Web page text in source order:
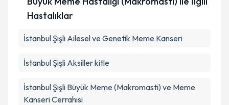
Hastalıklar
İstanbul Şişli Ailesel ve Genetik Meme Kanseri
İstanbul Şişli Aksiller kitle
İstanbul Şişli Büyük Meme (Makromasti) ve Meme
Kanseri Cerrahisi